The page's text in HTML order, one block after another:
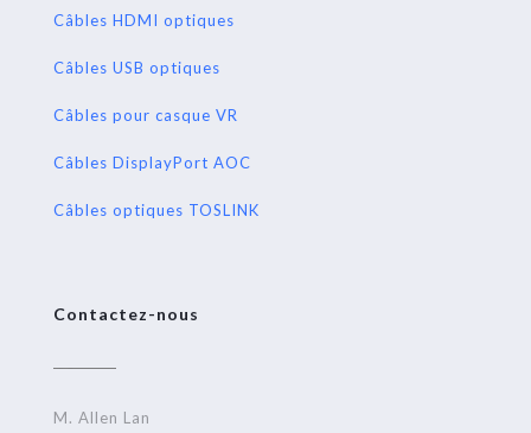
Câbles HDMI optiques
Câbles USB optiques
Câbles pour casque VR
Câbles DisplayPort AOC
Câbles optiques TOSLINK
Contactez-nous
M. Allen Lan